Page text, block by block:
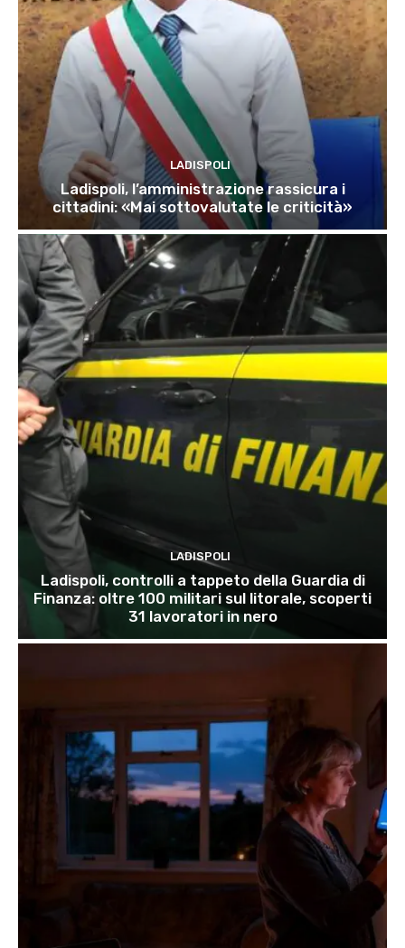
LADISPOLI
Ladispoli, l’amministrazione rassicura i
cittadini: «Mai sottovalutate le criticità»
LADISPOLI
Ladispoli, controlli a tappeto della Guardia di
Finanza: oltre 100 militari sul litorale, scoperti
31 lavoratori in nero